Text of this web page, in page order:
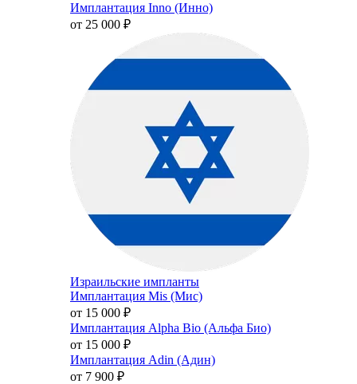
Имплантация Inno (Инно)
от 25 000 ₽
Израильские импланты
Имплантация Mis (Мис)
от 15 000 ₽
Имплантация Alpha Bio (Альфа Био)
от 15 000 ₽
Имплантация Adin (Адин)
от 7 900 ₽